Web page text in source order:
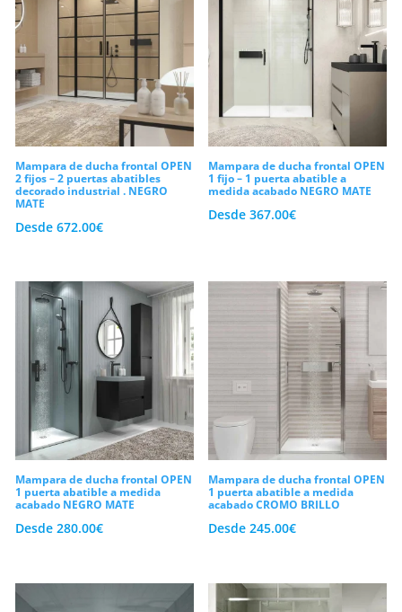
Mampara de ducha frontal OPEN
2 fijos – 2 puertas abatibles
decorado industrial . NEGRO
MATE
Desde 672.00€
Mampara de ducha frontal OPEN
1 fijo – 1 puerta abatible a
medida acabado NEGRO MATE
Desde367.00€
Mampara de ducha frontal OPEN
1 puerta abatible a medida
acabado NEGRO MATE
Desde 280.00€
Mampara de ducha frontal OPEN
1 puerta abatible a medida
acabado CROMO BRILLO
Desde245.00€